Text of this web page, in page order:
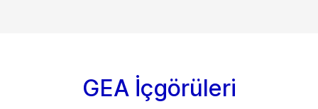
GEA İçgörüleri